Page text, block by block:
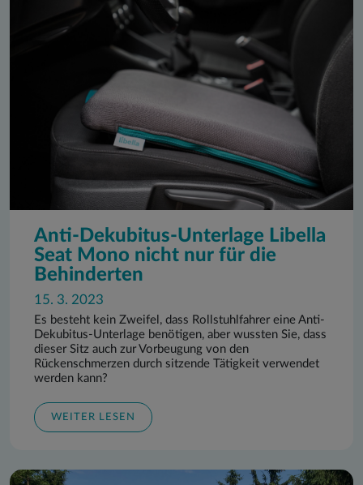
Anti-Dekubitus-Unterlage Libella
Seat Mono nicht nur für die
Behinderten
15. 3. 2023
Es besteht kein Zweifel, dass Rollstuhlfahrer eine Anti-
Dekubitus-Unterlage benötigen, aber wussten Sie, dass
dieser Sitz auch zur Vorbeugung von den
Rückenschmerzen durch sitzende Tätigkeit verwendet
werden kann?
WEITER LESEN